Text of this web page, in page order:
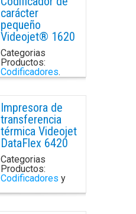
carácter
pequeño
Videojet® 1620
Categorias
Productos:
Codificadores.
Impresora de
transferencia
térmica Videojet
DataFlex 6420
Categorias
Productos:
Codificadores y